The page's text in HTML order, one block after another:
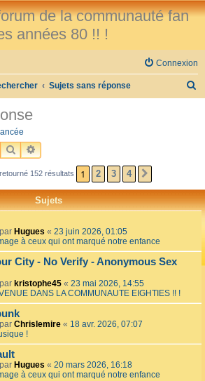
de la communauté fan
années 80 !! !
Connexion
Sujets sans réponse
h
r
RECHERCHER
RECHERCHE AVANCÉE
152 résultats 1 2 3 4
Sujets
Hugues « 23 juin 2026, 01:05
à ceux qui ont marqué notre enfance
City - No Verify - Anonymous Sex
kristophe45 « 23 mai 2026, 14:55
DANS LA COMMUNAUTE EIGHTIES !! !
Chrislemire « 18 avr. 2026, 07:07
!
Hugues « 20 mars 2026, 16:18
à ceux qui ont marqué notre enfance